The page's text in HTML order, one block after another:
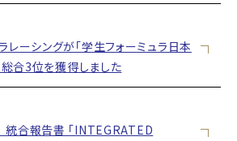
レーシングが「学生フォーミュラ日本
合3位を獲得しました
合報告書 「INTEGRATED